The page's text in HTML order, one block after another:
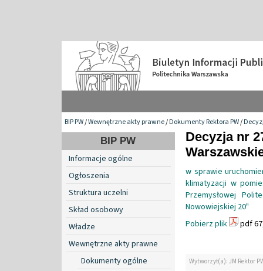
BIP PW/Wewnętrzne akty prawne/Dokumenty Rektora PW/
BIP PW
Informacje ogólne
Ogłoszenia
Struktura uczelni
Skład osobowy
Władze
Wewnętrzne akty prawne
Dokumenty ogólne
Decyzja nr
w sprawie
klimatyzacji w
Przemysłowej
Nowowiejskiej 20"
Pobierz plik
pdf
Wytworzył(a): JM Rektor